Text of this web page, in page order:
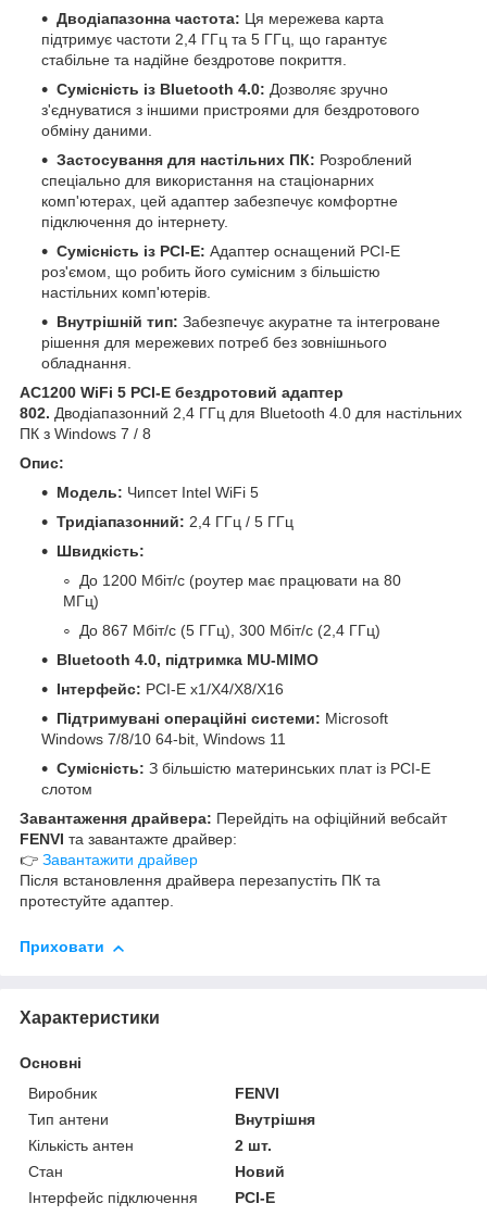
Дводіапазонна частота: Ця мережева карта
підтримує частоти 2,4 ГГц та 5 ГГц, що гарантує
стабільне та надійне бездротове покриття.
Сумісність із Bluetooth 4.0: Дозволяє зручно
з'єднуватися з іншими пристроями для бездротового
обміну даними.
Застосування для настільних ПК: Розроблений
спеціально для використання на стаціонарних
комп'ютерах, цей адаптер забезпечує комфортне
підключення до інтернету.
Сумісність із PCI-E: Адаптер оснащений PCI-E
роз'ємом, що робить його сумісним з більшістю
настільних комп'ютерів.
Внутрішній тип: Забезпечує акуратне та інтегроване
рішення для мережевих потреб без зовнішнього
обладнання.
AC1200 WiFi 5 PCI-E бездротовий адаптер
802. Дводіапазонний 2,4 ГГц для Bluetooth 4.0 для настільних
ПК з Windows 7 / 8
Опис:
Модель: Чипсет Intel WiFi 5
Тридіапазонний: 2,4 ГГц / 5 ГГц
Швидкість:
До 1200 Мбіт/с (роутер має працювати на 80
МГц)
До 867 Мбіт/с (5 ГГц), 300 Мбіт/с (2,4 ГГц)
Bluetooth 4.0, підтримка MU-MIMO
Інтерфейс: PCI-E x1/X4/X8/X16
Підтримувані операційні системи: Microsoft
Windows 7/8/10 64-bit, Windows 11
Сумісність: З більшістю материнських плат із PCI-E
слотом
Завантаження драйвера: Перейдіть на офіційний вебсайт
FENVI та завантажте драйвер:
👉 Завантажити драйвер
Після встановлення драйвера перезапустіть ПК та
протестуйте адаптер.
Приховати
Характеристики
Основні
Виробник
FENVI
Тип антени
Внутрішня
Кількість антен
2 шт.
Стан
Новий
Інтерфейс підключення
PCI-E